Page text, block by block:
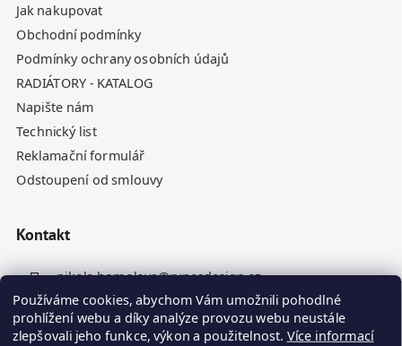
Používáme cookies, abychom Vám umožnili pohodlné
prohlížení webu a díky analýze provozu webu neustále
zlepšovali jeho funkce, výkon a použitelnost. Více informací
Jak nakupovat
Obchodní podmínky
Podmínky ochrany osobních údajů
RADIÁTORY - KATALOG
Napište nám
Technický list
Reklamační formulář
Odstoupení od smlouvy
Kontakt
nikola.homolova@rynesdesign.cz
+420 770 676 110